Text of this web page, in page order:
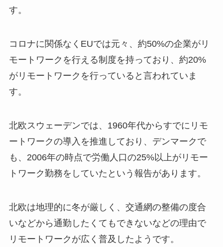
す。
コロナに関係なくEUでは元々、約50%の企業がリ
モートワークを行える制度を持っており、約20%
がリモートワークを行っていると言われていま
す。
北欧スウェーデンでは、1960年代からすでにリモ
ートワークの導入を推進しており、デンマークで
も、2006年の時点で労働人口の25%以上がリモー
トワーク勤務をしていたという報告があります。
北欧は地理的に冬が厳しく、交通網の整備の度合
いなどから通勤したくてもできないなどの理由で
リモートワークが広く普及したようです。